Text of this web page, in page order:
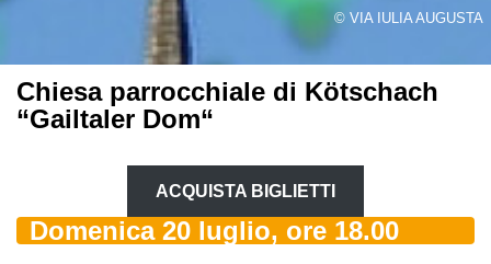
© VIA IULIA AUGUSTA
Chiesa parrocchiale di Kötschach
“Gailtaler Dom“
ACQUISTA BIGLIETTI
Domenica 20 luglio, ore 18.00